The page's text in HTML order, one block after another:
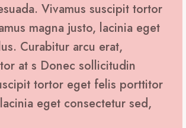
Vivamus suscipit tortor
magna justo, lacinia eget
Curabitur arcu erat,
at s Donec sollicitudin
tortor eget felis porttitor
eget consectetur sed,